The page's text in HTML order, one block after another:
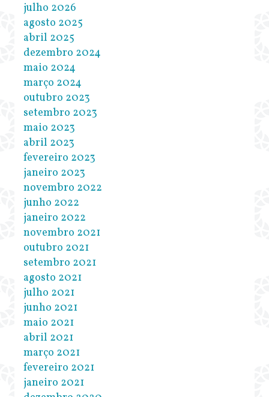
julho 2026
agosto 2025
abril 2025
dezembro 2024
maio 2024
março 2024
outubro 2023
setembro 2023
maio 2023
abril 2023
fevereiro 2023
janeiro 2023
novembro 2022
junho 2022
janeiro 2022
novembro 2021
outubro 2021
setembro 2021
agosto 2021
julho 2021
junho 2021
maio 2021
abril 2021
março 2021
fevereiro 2021
janeiro 2021